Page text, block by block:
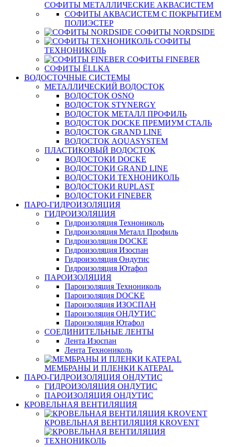
СОФИТЫ МЕТАЛЛИЧЕСКИЕ АКВАСИСТЕМ
СОФИТЫ АКВАСИСТЕМ С ПОКРЫТИЕМ
ПОЛИЭСТЕР
СОФИТЫ NORDSIDE
СОФИТЫ
ТЕХНОНИКОЛЬ
СОФИТЫ FINEBER
СОФИТЫ ЁLLKA
ВОДОСТОЧНЫЕ СИСТЕМЫ
МЕТАЛЛИЧЕСКИЙ ВОДОСТОК
ВОДОСТОК OSNO
ВОДОСТОК STYNERGY
ВОДОСТОК МЕТАЛЛ ПРОФИЛЬ
ВОДОСТОК DOCKE ПРЕМИУМ СТАЛЬ
ВОДОСТОК GRAND LINE
ВОДОСТОК AQUASYSTEM
ПЛАСТИКОВЫЙ ВОДОСТОК
ВОДОСТОКИ DOCKE
ВОДОСТОКИ GRAND LINE
ВОДОСТОКИ ТЕХНОНИКОЛЬ
ВОДОСТОКИ RUPLAST
ВОДОСТОКИ FINEBER
ПАРО-ГИДРОИЗОЛЯЦИЯ
ГИДРОИЗОЛЯЦИЯ
Гидроизоляция Технониколь
Гидроизоляция Металл Профиль
Гидроизоляция DOCKE
Гидроизоляция Изоспан
Гидроизоляция Ондутис
Гидроизоляция Ютафол
ПАРОИЗОЛЯЦИЯ
Пароизоляция Технониколь
Пароизоляция DOCKE
Пароизоляция ИЗОСПАН
Пароизоляция ОНДУТИС
Пароизоляция Ютафол
СОЕДИНИТЕЛЬНЫЕ ЛЕНТЫ
Лента Изоспан
Лента Технониколь
МЕМБРАНЫ И ПЛЕНКИ KATEPAL
ПАРО-ГИДРОИЗОЛЯЦИЯ ОНДУТИС
ГИДРОИЗОЛЯЦИЯ ОНДУТИС
ПАРОИЗОЛЯЦИЯ ОНДУТИС
КРОВЕЛЬНАЯ ВЕНТИЛЯЦИЯ
КРОВЕЛЬНАЯ ВЕНТИЛЯЦИЯ KROVENT